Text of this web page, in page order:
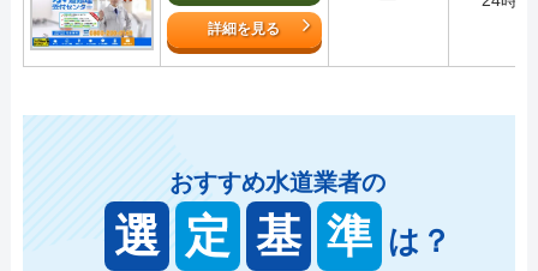
詳細を見る
おすすめ水道業者の
選 定 基 準 は？